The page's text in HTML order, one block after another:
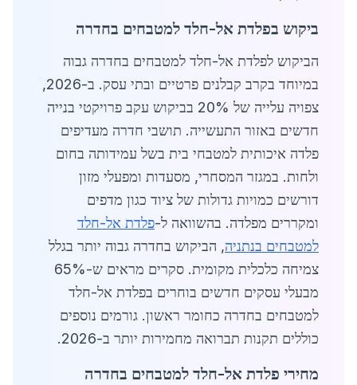
ביקוש בפלדת אל-חלד למטבחים בחדרה
הביקוש לפלדת אל-חלד למטבחים בחדרה גבוה
במיוחד בקרב קבלנים פרטיים ובתי עסק. ב-2026,
צפויה עלייה של 20% בביקוש עקב פרויקטי בנייה
חדשים באזור התעשייה. תושבי חדרה מעדיפים
פלדה איכותית למטבחי בית בשל עמידותה בחום
ולחות. במגזר המסחרי, מסעדות ומפעלי מזון
דורשים כמויות גדולות של ציוד כגון מדפים
ומקררים מפלדה. בהשוואה ל-פלדת אל-חלד
למטבחים בנתניה, הביקוש בחדרה גבוה יותר בגלל
צמיחה כלכלית מקומית. סקרים מראים ש-65%
מבעלי עסקים חדשים בוחרים בפלדת אל-חלד
למטבחים בחדרה כחומר ראשון. גורמים נוספים
כוללים תקנות תברואה מחמירות יותר ב-2026.
מחירי פלדת אל-חלד למטבחים בחדרה